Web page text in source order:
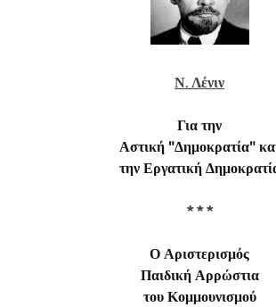
Ν. Λένιν
Για την
Αστική "Δημοκρατία"
την Εργατική
* * *
Ο Αριστερισμός
Παιδική Αρρώστια
του Κομμουνισμού